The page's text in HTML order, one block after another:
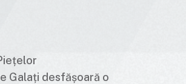
Galați desfășoară o